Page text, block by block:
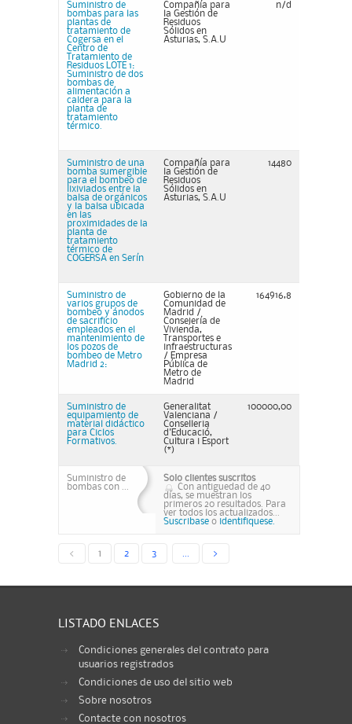
Suministro de
bombas para las
plantas de
tratamiento de
Cogersa en el
Centro de
Tratamiento de
Residuos LOTE 1:
Suministro de dos
bombas de
alimentación a
caldera para la
planta de
tratamiento
térmico.
Compañía para
la Gestión de
Residuos
Sólidos en
Asturias, S.A.U
n/d
Suministro de una
bomba sumergible
para el bombeo de
lixiviados entre la
balsa de orgánicos
y la balsa ubicada
en las
proximidades de la
planta de
tratamiento
térmico de
COGERSA en Serín
Compañía para
la Gestión de
Residuos
Sólidos en
Asturias, S.A.U
14480
Suministro de
varios grupos de
bombeo y ánodos
de sacrificio
empleados en el
mantenimiento de
los pozos de
bombeo de Metro
Madrid 2:
Gobierno de la
Comunidad de
Madrid /
Consejería de
Vivienda,
Transportes e
infraestructuras
/ Empresa
Pública de
Metro de
Madrid
164916,8
Suministro de
equipamiento de
material didáctico
para Ciclos
Formativos.
Generalitat
Valenciana /
Conselleria
d'Educació,
Cultura i Esport
(*)
100000,00
Suministro de
bombas con ...
Solo clientes suscritos
Con antiguedad de 40
días, se muestran los
primeros 20 resultados. Para
ver todos los actualizados...
Suscribase o identifiquese.
< 1 2 3 >
LISTADO ENLACES
Condiciones generales del contrato para
usuarios registrados
Condiciones de uso del sitio web
Sobre nosotros
Contacte con nosotros